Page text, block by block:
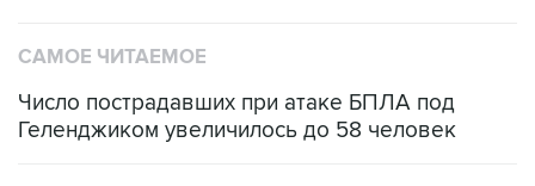
САМОЕ ЧИТАЕМОЕ
Число пострадавших при атаке БПЛА под
Геленджиком увеличилось до 58 человек